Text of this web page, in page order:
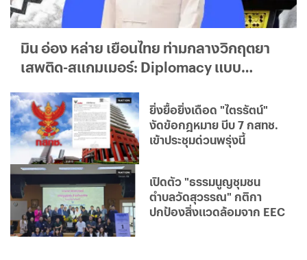
มิน อ่อง หล่าย เยือนไทย ท่ามกลางวิกฤตยา
เสพติด-สแกมเมอร์: Diplomacy แบบ
ยิ่งยื้อยิ่งเดือด "ไตรรัตน์"
งัดข้อกฎหมาย บีบ 7 กสทช.
เข้าประชุมด่วนพรุ่งนี้
เปิดตัว "ธรรมนูญชุมชน
ตำบลวัดสุวรรณ" กติกา
ปกป้องสิ่งแวดล้อมจาก EEC